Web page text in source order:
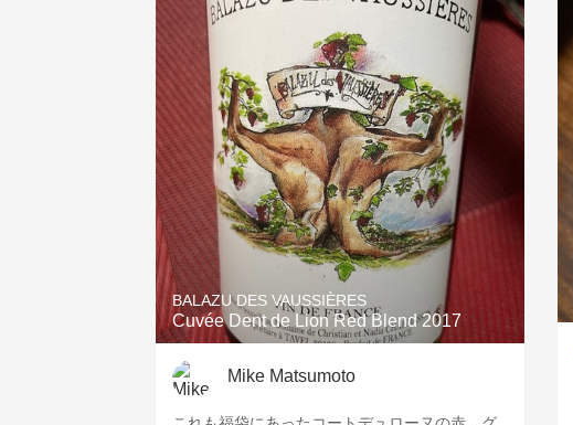
BALAZU DES VAUSSIÈRES
Cuvée Dent de Lion Red Blend 2017
Mike Matsumoto